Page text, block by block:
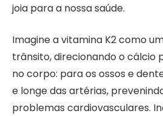
joia para a nossa saúde.
Imagine a vitamina K2 como
trânsito, direcionando o cálcio
no corpo: para os ossos e
e longe das artérias,
problemas cardiovasculares.